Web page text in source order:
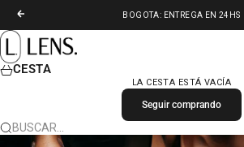
ANTERIOR
BOGOTA: ENTREGA EN 24HS
LENS. COLOMBIA
CESTA
LA CESTA ESTÁ VACÍA
Seguir comprando
BUSCAR…